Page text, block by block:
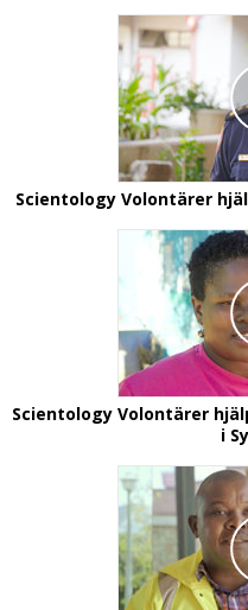
Scientology Volontärer
Scientology Volontärer
i